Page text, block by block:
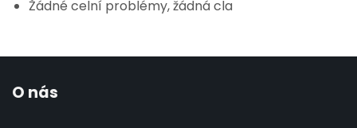
Žádné celní problémy, žádná cla
O nás